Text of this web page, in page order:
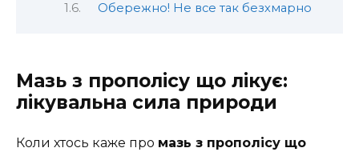
Обережно! Не все так безхмарно
Мазь з прополісу що лікує:
лікувальна сила природи
Коли хтось каже про мазь з прополісу що